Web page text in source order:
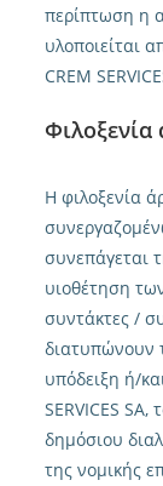
περίπτωση η
υλοποιείται
CREM
Η φιλοξενία
συνεπάγεται
υιοθέτηση
συντάκτες /
διατυπώνουν
υπόδειξη ή/
SERVICES
δημόσιου
της νομικής